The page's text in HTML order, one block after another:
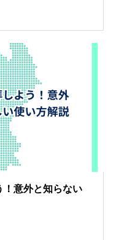
！意外と知らない